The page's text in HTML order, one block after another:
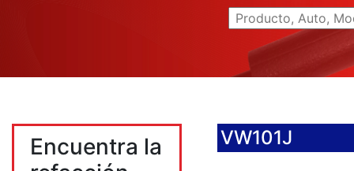
Encuentra la
VW101J